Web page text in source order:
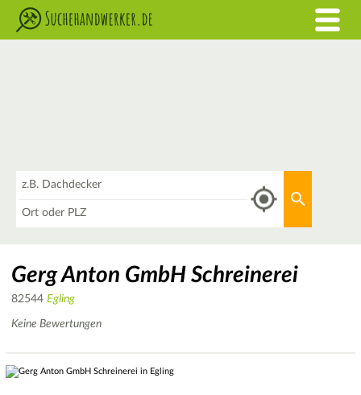
Gerg Anton GmbH Schreinerei
82544 Egling
Keine Bewertungen